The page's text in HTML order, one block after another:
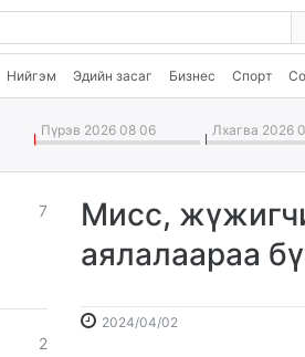
Нийгэм Эдийн засаг Бизнес Спорт
Пүрэв 2026 08 06 Лхагва 2026
7
2
Мисс,
аялалаараа
2024/04/02